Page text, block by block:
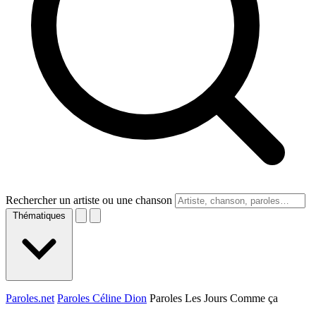
Rechercher un artiste ou une chanson
Thématiques
Paroles.net Paroles Céline Dion Paroles Les Jours Comme ça